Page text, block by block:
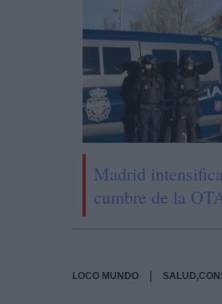
Madrid
cumbre de la
LOCO MUNDO